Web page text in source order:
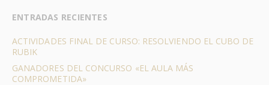
ENTRADAS RECIENTES
ACTIVIDADES FINAL DE CURSO: RESOLVIENDO EL CUBO DE
RUBIK
GANADORES DEL CONCURSO «EL AULA MÁS
COMPROMETIDA»